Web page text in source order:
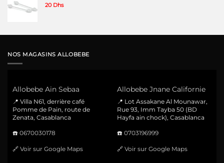
20 Dhs
NOS MAGASINS ALLOBEBE
Allobebe Ain Sebaa
📍 Villa N61, derrière café
Pomme de Pain, route de
Zenata, Casablanca
☎️ 0670030178
🔗 Voir sur Google Maps
Allobebe Jnane Californie
📍 Lot Assakane Al Mounawar,
Rue 93, Imm Tayba 50 (BD
Hayfa ain chock), Casablanca
☎️ 0703196999
🔗 Voir sur Google Maps